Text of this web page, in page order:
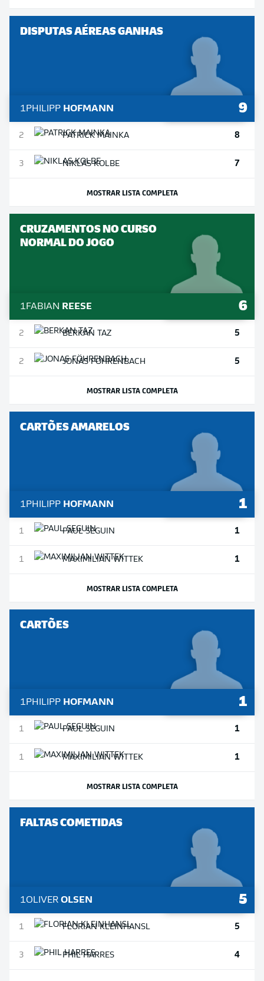
DISPUTAS AÉREAS GANHAS
1PHILIPP HOFMANN 9
2 PATRICKMAINKA 8
3 NIKLASKOLBE 7
MOSTRAR LISTA COMPLETA
CRUZAMENTOS NO CURSO
NORMAL DO JOGO
1FABIAN REESE 6
2 BERKAN TAZ 5
2 JONASFÖHRENBACH 5
MOSTRAR LISTA COMPLETA
CARTÕES AMARELOS
1PHILIPP HOFMANN 1
1 PAULSEGUIN 1
1 MAXIMILIAN WITTEK 1
MOSTRAR LISTA COMPLETA
CARTÕES
1PHILIPP HOFMANN 1
1 PAULSEGUIN 1
1 MAXIMILIAN WITTEK 1
MOSTRAR LISTA COMPLETA
FALTAS COMETIDAS
1OLIVER OLSEN 5
1 FLORIANKLEINHANSL 5
3 PHILHARRES 4